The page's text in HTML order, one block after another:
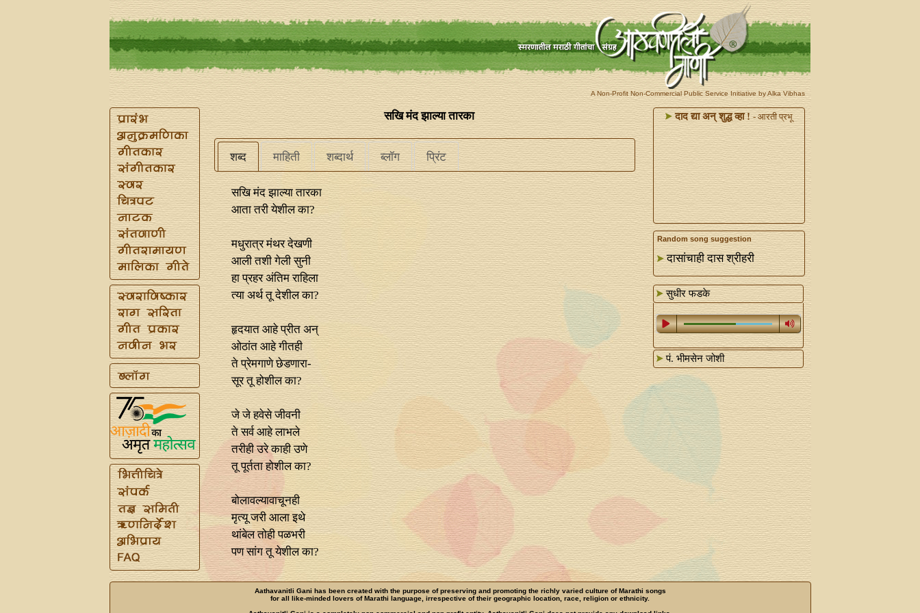
A Non-Profit Non-Commercial Public Service Initiative by Alka Vibhas
सखि मंद झाल्या तारका
शब्द माहिती शब्दार्थ ब्लॉग प्रिंट
सखि मंद झाल्या तारका
आता तरी येशील का?
मधुरात्र मंथर देखणी
आली तशी गेली सुनी
हा प्रहर अंतिम राहिला
त्या अर्थ तू देशील का?
हृदयात आहे प्रीत अन्‌
ओठांत आहे गीतही
ते प्रेमगाणे छेडणारा-
सूर तू होशील का?
जे जे हवेसे जीवनी
ते सर्व आहे लाभले
तरीही उरे काही उणे
तू पूर्तता होशील का?
बोलावल्यावाचूनही
मृत्यू जरी आला इथे
थांबेल तोही पळभरी
पण सांग तू येशील का?
दाद द्या अन्‌ शुद्ध व्हा ! - आरती प्रभू
Random song suggestion
दासांचाही दास श्रीहरी
सुधीर फडके
पं. भीमसेन जोशी
Aathavanitli Gani has been created with the purpose of preserving and promoting the richly varied culture of Marathi songs
for all like-minded lovers of Marathi language, irrespective of their geographic location, race, religion or ethnicity.